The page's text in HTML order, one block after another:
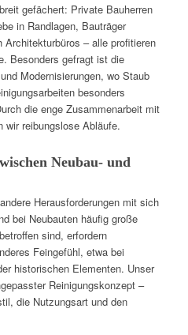
gefächert: Private Bauherren
in Randlagen, Bauträger
– alle profitieren
Besonders gefragt ist die
Modernisierungen, wo Staub
besonders
die enge Zusammenarbeit mit
wir reibungslose Abläufe.
Neubau- und
Herausforderungen mit sich
bei Neubauten häufig große
sind, erfordern
Feingefühl, etwa bei
historischen Elementen. Unser
Reinigungskonzept –
die Nutzungsart und den